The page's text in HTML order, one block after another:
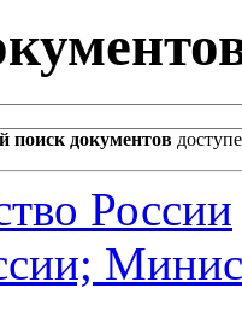
поиск документов
России